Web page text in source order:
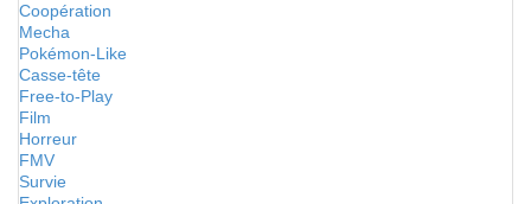
Coopération
Mecha
Pokémon-Like
Casse-tête
Free-to-Play
Film
Horreur
FMV
Survie